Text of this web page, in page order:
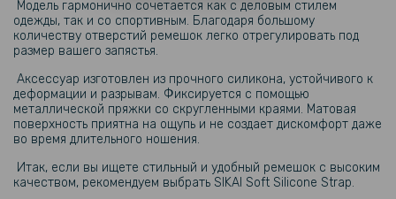
Модель гармонично сочетается как с деловым стилем
одежды, так и со спортивным. Благодаря большому
количеству отверстий ремешок легко отрегулировать под
размер вашего запястья.
Аксессуар изготовлен из прочного силикона, устойчивого к
деформации и разрывам. Фиксируется с помощью
металлической пряжки со скругленными краями. Матовая
поверхность приятна на ощупь и не создает дискомфорт даже
во время длительного ношения.
Итак, если вы ищете стильный и удобный ремешок с высоким
качеством, рекомендуем выбрать SIKAI Soft Silicone Strap.